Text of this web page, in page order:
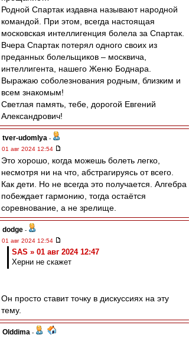
Родной Спартак издавна называют народной
командой. При этом, всегда настоящая
московская интеллигенция болела за Спартак.
Вчера Спартак потерял одного своих из
преданных болельщиков – москвича,
интеллигента, нашего Женю Боднара.
Выражаю соболезнования родным, близким и
всем знакомым!
Светлая память, тебе, дорогой Евгений
Александрович!
tver-udomlya -
01 авг 2024 12:54
Это хорошо, когда можешь болеть легко,
несмотря ни на что, абстрагируясь от всего.
Как дети. Но не всегда это получается. Алгебра
побеждает гармонию, тогда остаётся
соревнование, а не зрелище.
dodge -
01 авг 2024 12:54
SAS » 01 авг 2024 12:47
Херни не скажет
Он просто ставит точку в дискуссиях на эту
тему.
Olddima -